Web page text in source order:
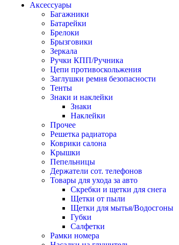
Аксессуары
Багажники
Батарейки
Брелоки
Брызговики
Зеркала
Ручки КПП/Ручника
Цепи противоскольжения
Заглушки ремня безопасности
Тенты
Знаки и наклейки
Знаки
Наклейки
Прочее
Решетка радиатора
Коврики салона
Крышки
Пепельницы
Держатели сот. телефонов
Товары для ухода за авто
Скребки и щетки для снега
Щетки от пыли
Щетки для мытья/Водосгоны
Губки
Салфетки
Рамки номера